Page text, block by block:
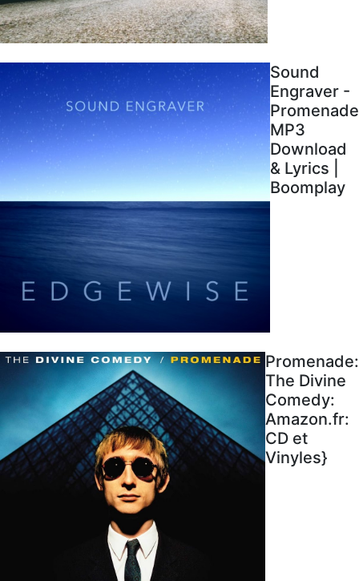
Sound
Engraver -
Promenade
MP3
Download
& Lyrics |
Boomplay
Promenade:
The Divine
Comedy:
Amazon.fr:
CD et
Vinyles}